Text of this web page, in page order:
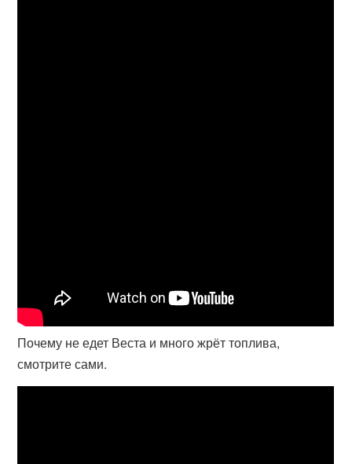
Почему не едет Веста и много жрёт топлива,
смотрите сами.